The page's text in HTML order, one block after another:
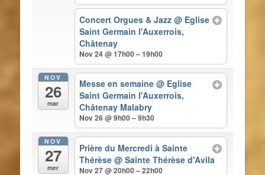
Concert Orgues & Jazz@ Eglise
Saint Germain l'Auxerrois,
Châtenay
Nov 24 @ 17h00 – 19h00
NOV
26
mar
Messe en semaine@ Eglise
Saint Germain l'Auxerrois,
Châtenay Malabry
Nov 26 @ 9h00 – 9h30
NOV
27
mer
Prière du Mercredi à Sainte
Thérèse@ Sainte Thérèse d'Avila
Nov 27 @ 20h00 – 22h00